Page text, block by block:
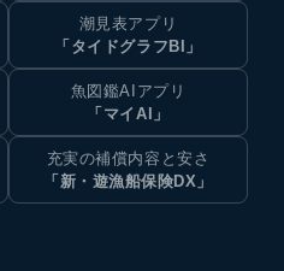
潮見表アプリ
「タイドグラフBI」
魚図鑑AIアプリ
「マイAI」
充実の補償内容と安さ
「新・遊漁船保険DX」